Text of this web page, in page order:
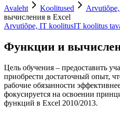
Avaleht
Koolitused
вычисления в Excel
Arvutiõpe, IT koolitusIT koolitus
Функции и
Цель обучения – предоставить
приобрести достаточный опыт,
рабочие обязанности
фокусируется на освоении
функций в Excel 2010/2013.